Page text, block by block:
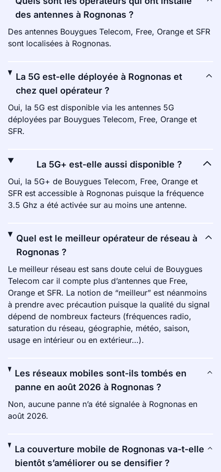
des antennes à Rognonas ?
Des antennes Bouygues Telecom, Free, Orange et SFR
sont localisées à Rognonas.
La 5G est-elle déployée à Rognonas et
chez quel opérateur ?
Oui, la 5G est disponible via les antennes 5G
déployées par Bouygues Telecom, Free, Orange et
SFR.
La 5G+ est-elle aussi disponible ?
Oui, la 5G+ de Bouygues Telecom, Free, Orange et
SFR est accessible à Rognonas puisque la fréquence
3.5 Ghz a été activée sur au moins une antenne.
Quel est le meilleur opérateur de réseau à
Rognonas ?
Le meilleur réseau est sans doute celui de Bouygues
Telecom car il compte plus d’antennes que Free,
Orange et SFR. La notion de “meilleur” est néanmoins
à prendre avec précaution puisque la qualité du signal
dépend de nombreux facteurs (fréquences radio,
saturation du réseau, géographie, météo, saison,
usage en intérieur ou en extérieur…).
Les réseaux mobiles sont-ils tombés en
panne en août 2026 à Rognonas ?
Non, aucune panne n’a été signalée à Rognonas en
août 2026.
La couverture mobile de Rognonas va-t-elle
bientôt s’améliorer ou se densifier ?